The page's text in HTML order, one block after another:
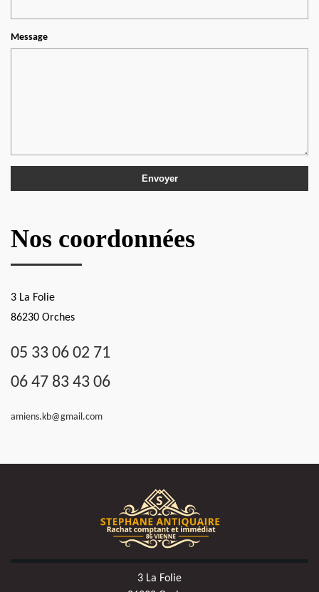
Message
Nos coordonnées
3 La Folie
86230 Orches
05 33 06 02 71
06 47 83 43 06
amiens.kb@gmail.com
3 La Folie